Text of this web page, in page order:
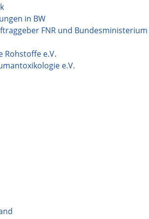
in BW
FNR und
e.V.
e.V.